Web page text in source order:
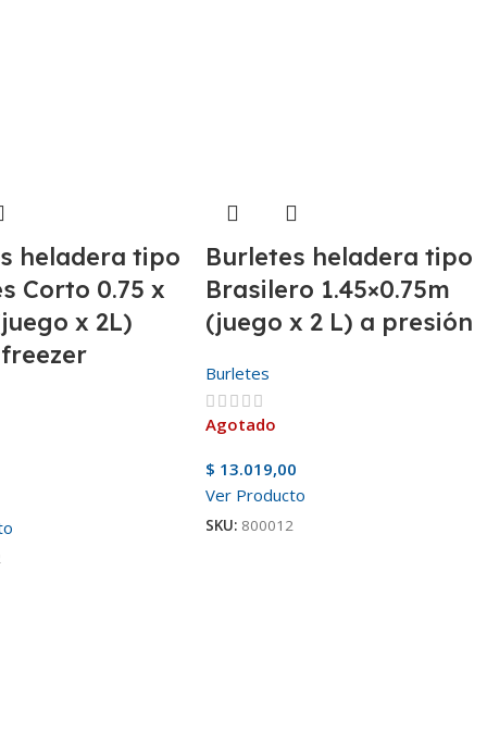
heladera tipo
Corto 0.75 x
x 2L)
Burletes heladera tipo
Brasilero 1.45×0.75m
(juego x 2 L) a presión
Burletes
Agotado
$ 13.019,00
Ver Producto
SKU: 800012